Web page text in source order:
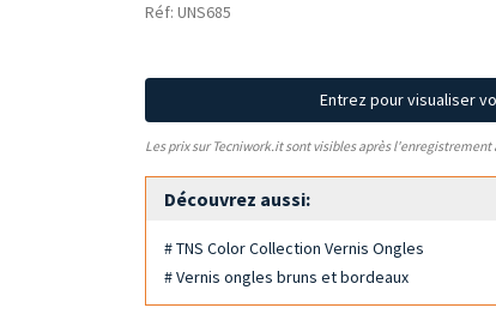
Réf: UNS685
Entrez pour visualiser
Les prix sur Tecniwork.it sont visibles après l'enregistrement
Découvrez aussi:
# TNS Color Collection Vernis Ongles
# Vernis ongles bruns et bordeaux